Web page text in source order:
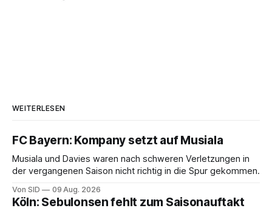
WEITERLESEN
FC Bayern: Kompany setzt auf Musiala
Musiala und Davies waren nach schweren Verletzungen in
der vergangenen Saison nicht richtig in die Spur gekommen.
Von SID 09 Aug. 2026
Köln: Sebulonsen fehlt zum Saisonauftakt